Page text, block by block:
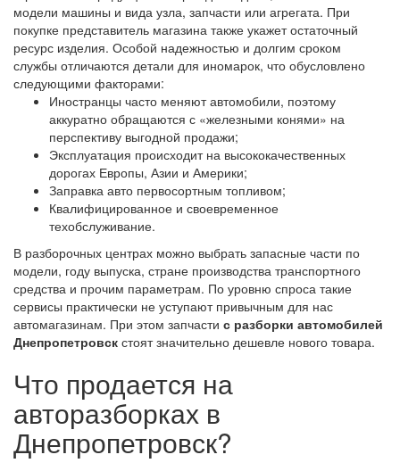
модели машины и вида узла, запчасти или агрегата. При
покупке представитель магазина также укажет остаточный
ресурс изделия. Особой надежностью и долгим сроком
службы отличаются детали для иномарок, что обусловлено
следующими факторами:
Иностранцы часто меняют автомобили, поэтому
аккуратно обращаются с «железными конями» на
перспективу выгодной продажи;
Эксплуатация происходит на высококачественных
дорогах Европы, Азии и Америки;
Заправка авто первосортным топливом;
Квалифицированное и своевременное
техобслуживание.
В разборочных центрах можно выбрать запасные части по
модели, году выпуска, стране производства транспортного
средства и прочим параметрам. По уровню спроса такие
сервисы практически не уступают привычным для нас
автомагазинам. При этом запчасти с разборки автомобилей
Днепропетровск стоят значительно дешевле нового товара.
Что продается на
авторазборках в
Днепропетровск?